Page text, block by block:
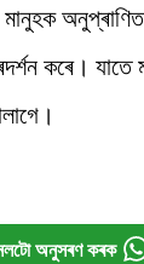
মানুহক
কৰে।
অনুসৰণ কৰক